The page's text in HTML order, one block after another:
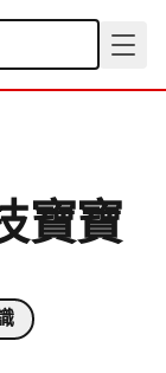
寶寶